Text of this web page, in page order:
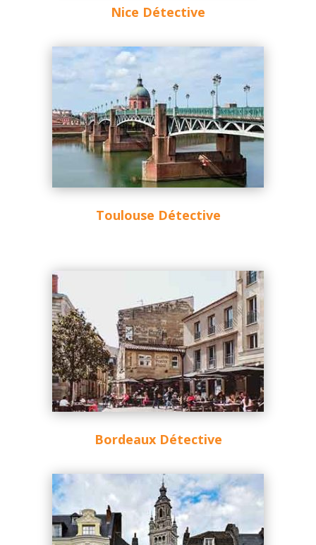
Nice Détective
Toulouse Détective
Bordeaux Détective